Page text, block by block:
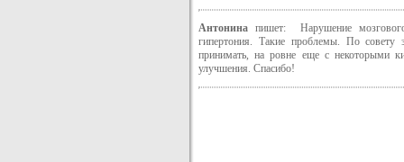
Антонина пишет: Нарушение
гипертония. Такие проблемы. По
принимать, на ровне еще с некоторыми
улучшения. Спасибо!